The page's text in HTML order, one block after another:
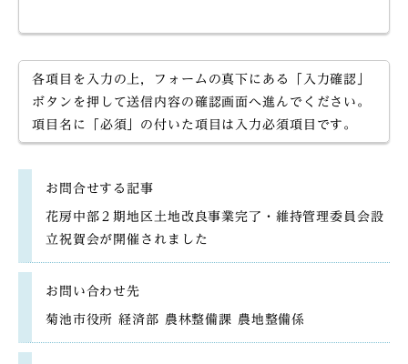
各項目を入力の上，フォームの真下にある「入力確認」
ボタンを押して送信内容の確認画面へ進んでください。
項目名に「必須」の付いた項目は入力必須項目です。
お問合せする記事
花房中部２期地区土地改良事業完了・維持管理委員会設
立祝賀会が開催されました
お問い合わせ先
菊池市役所 経済部 農林整備課 農地整備係